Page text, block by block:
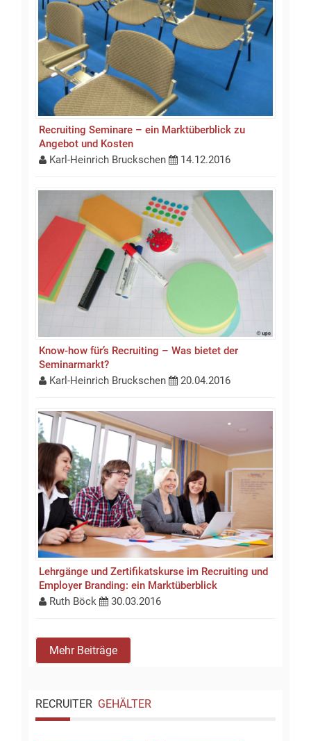
Recruiting Seminare – ein Marktüberblick zu
Angebot und Kosten
Karl-Heinrich Bruckschen
14.12.2016
Know-how für’s Recruiting – Was bietet der
Seminarmarkt?
Karl-Heinrich Bruckschen
20.04.2016
Lehrgänge und Zertifikatskurse im Recruiting und
Employer Branding: ein Marktüberblick
Ruth Böck
30.03.2016
Mehr Beiträge
RECRUITER GEHÄLTER